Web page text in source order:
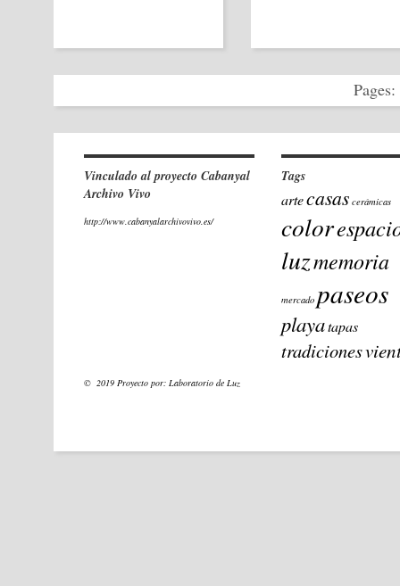
Pages:
Vinculado al proyecto Cabanyal
Archivo Vivo
http://www.cabanyalarchivovivo.es/
Tags
artecasas cerámicas
color
luzmemoria
mercado paseos
playatapas
tradiciones
© 2019 Proyecto por: Laboratorio de Luz